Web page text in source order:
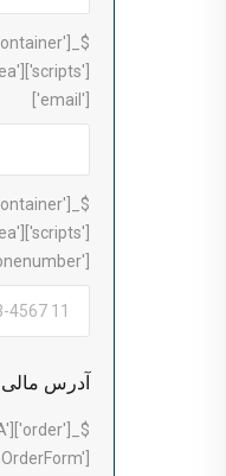
['email']
آدرس مالی